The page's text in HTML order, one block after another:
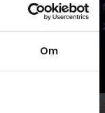
Om
ud med en
og et